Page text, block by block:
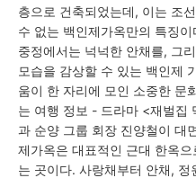
층으로 건축되었는데, 이는 조
수 없는 백인제가옥만의 특징
중정에서는 넉넉한 안채를, 그
모습을 감상할 수 있는 백인제
움이 한 자리에 모인 소중한
는 여행 정보 - 드라마 <재벌집
과 순양 그룹 회장 진양철이 대
제가옥은 대표적인 근대 한옥
는 곳이다. 사랑채부터 안채,